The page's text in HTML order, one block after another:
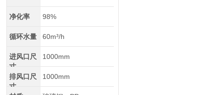
净化率 98%
循环水量 60m³/h
进风口尺
寸
1000mm
排风口尺
寸
1000mm